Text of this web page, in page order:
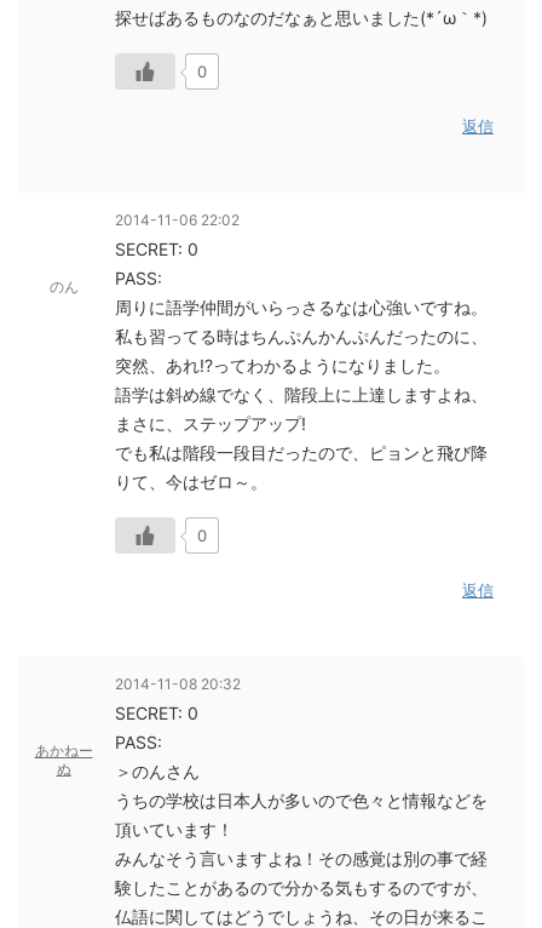
探せばあるものなのだなぁと思いました(*´ω｀*)
0
返信
のん
2014-11-06 22:02
SECRET: 0
PASS:
周りに語学仲間がいらっさるなは心強いですね。
私も習ってる時はちんぷんかんぷんだったのに、
突然、あれ!?ってわかるようになりました。
語学は斜め線でなく、階段上に上達しますよね、
まさに、ステップアップ!
でも私は階段一段目だったので、ピョンと飛び降
りて、今はゼロ～。
0
返信
あかねー
ぬ
2014-11-08 20:32
SECRET: 0
PASS:
＞のんさん
うちの学校は日本人が多いので色々と情報などを
頂いています！
みんなそう言いますよね！その感覚は別の事で経
験したことがあるので分かる気もするのですが、
仏語に関してはどうでしょうね、その日が来るこ